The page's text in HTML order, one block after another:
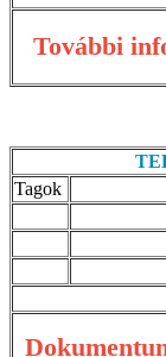
További
Tagok